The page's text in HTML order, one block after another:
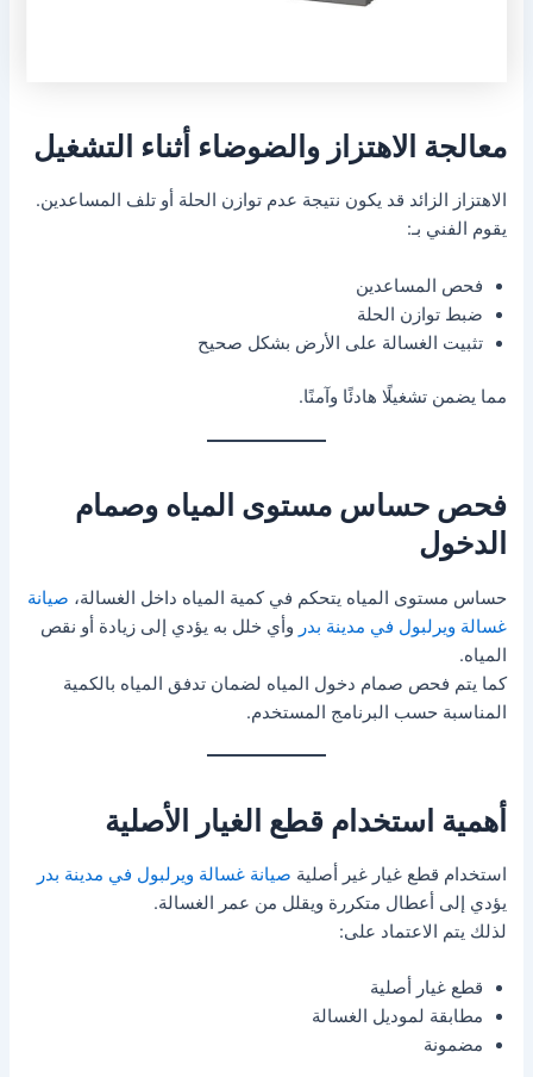
معالجة الاهتزاز والضوضاء أثناء التشغيل
الاهتزاز الزائد قد يكون نتيجة عدم توازن الحلة أو تلف المساعدين.
يقوم الفني بـ:
فحص المساعدين
ضبط توازن الحلة
تثبيت الغسالة على الأرض بشكل صحيح
مما يضمن تشغيلًا هادئًا وآمنًا.
فحص حساس مستوى المياه وصمام
الدخول
حساس مستوى المياه يتحكم في كمية المياه داخل الغسالة، صيانة
غسالة ويرلبول في مدينة بدر وأي خلل به يؤدي إلى زيادة أو نقص
المياه.
كما يتم فحص صمام دخول المياه لضمان تدفق المياه بالكمية
المناسبة حسب البرنامج المستخدم.
أهمية استخدام قطع الغيار الأصلية
استخدام قطع غيار غير أصلية صيانة غسالة ويرلبول في مدينة بدر
يؤدي إلى أعطال متكررة ويقلل من عمر الغسالة.
لذلك يتم الاعتماد على:
قطع غيار أصلية
مطابقة لموديل الغسالة
مضمونة